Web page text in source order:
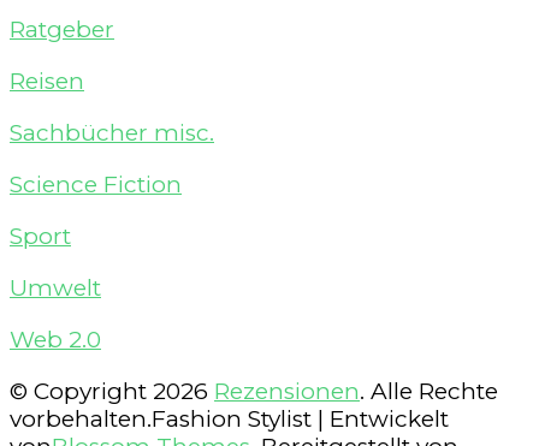
Ratgeber
Reisen
Sachbücher misc.
Science Fiction
Sport
Umwelt
Web 2.0
© Copyright 2026 Rezensionen. Alle Rechte
vorbehalten.Fashion Stylist | Entwickelt